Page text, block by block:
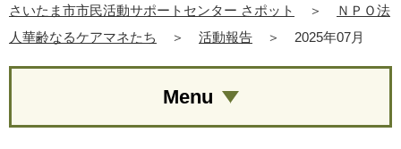
さいたま市市民活動サポートセンター さポット ＞
ＮＰＯ法
人華齢なるケアマネたち
＞ 活動報告 ＞ 2025年07月
Menu